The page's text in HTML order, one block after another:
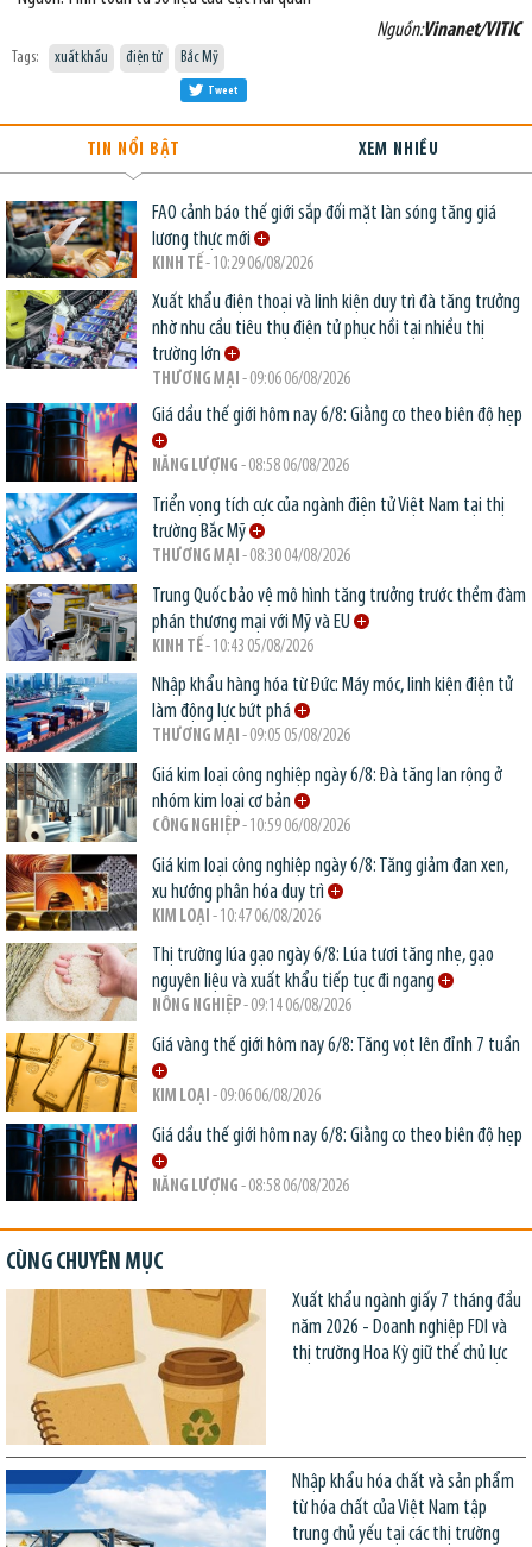
Nguồn:Vinanet/VITIC
Tags: xuất khẩu điện tử Bắc Mỹ
Tweet
TIN NỔI BẬT XEM NHIỀU
FAO cảnh báo thế giới sắp đối mặt làn sóng tăng giá
lương thực mới
KINH TẾ- 10:29 06/08/2026
Xuất khẩu điện thoại và linh kiện duy trì đà tăng trưởng
nhờ nhu cầu tiêu thụ điện tử phục hồi tại nhiều thị
trường lớn
THƯƠNG MẠI - 09:06 06/08/2026
Giá dầu thế giới hôm nay 6/8: Giằng co theo biên độ hẹp
NĂNG LƯỢNG - 08:58 06/08/2026
Triển vọng tích cực của ngành điện tử Việt Nam tại thị
trường Bắc Mỹ
THƯƠNG MẠI - 08:30 04/08/2026
Trung Quốc bảo vệ mô hình tăng trưởng trước thềm đàm
phán thương mại với Mỹ và EU
KINH TẾ- 10:43 05/08/2026
Nhập khẩu hàng hóa từ Đức: Máy móc, linh kiện điện tử
làm động lực bứt phá
THƯƠNG MẠI - 09:05 05/08/2026
Giá kim loại công nghiệp ngày 6/8: Đà tăng lan rộng ở
nhóm kim loại cơ bản
CÔNG NGHIỆP- 10:59 06/08/2026
Giá kim loại công nghiệp ngày 6/8: Tăng giảm đan xen,
xu hướng phân hóa duy trì
KIM LOẠI - 10:47 06/08/2026
Thị trường lúa gạo ngày 6/8: Lúa tươi tăng nhẹ, gạo
nguyên liệu và xuất khẩu tiếp tục đi ngang
NÔNG NGHIỆP- 09:14 06/08/2026
Giá vàng thế giới hôm nay 6/8: Tăng vọt lên đỉnh 7 tuần
KIM LOẠI - 09:06 06/08/2026
Giá dầu thế giới hôm nay 6/8: Giằng co theo biên độ hẹp
NĂNG LƯỢNG - 08:58 06/08/2026
CÙNG CHUYÊN MỤC
Xuất khẩu ngành giấy 7 tháng đầu
năm 2026 - Doanh nghiệp FDI và
thị trường Hoa Kỳ giữ thế chủ lực
Nhập khẩu hóa chất và sản phẩm
từ hóa chất của Việt Nam tập
trung chủ yếu tại các thị trường